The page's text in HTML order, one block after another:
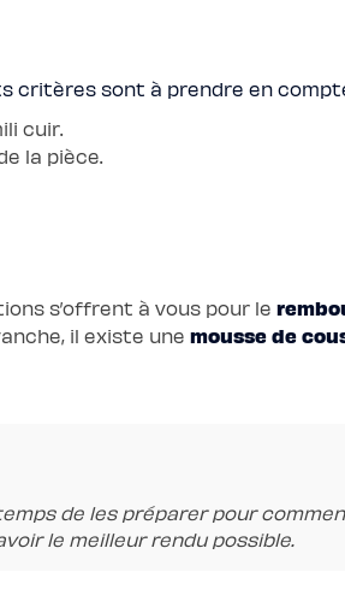
critères sont à prendre en
cuir.
la pièce.
s’offrent à vous pour le
il existe une mousse de
de les préparer pour
le meilleur rendu possible.